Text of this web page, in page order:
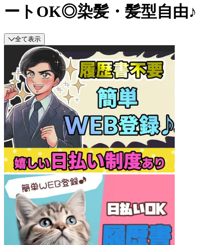
ートOK◎染髪・髪型自由♪
全て表示